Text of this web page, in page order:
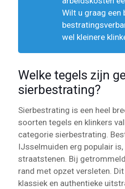
Wilt u graag een
wel kleinere
Welke tegels zijn
sierbestrating?
Sierbestrating is een heel
soorten tegels en klinkers
categorie sierbestrating.
IJsselmuiden erg populair
straatstenen. Bij
rand met opzet versleten.
klassiek en authentieke